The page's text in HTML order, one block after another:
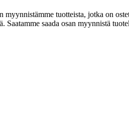
tuotteista, jotka on
Saatamme saada osan myynnistä